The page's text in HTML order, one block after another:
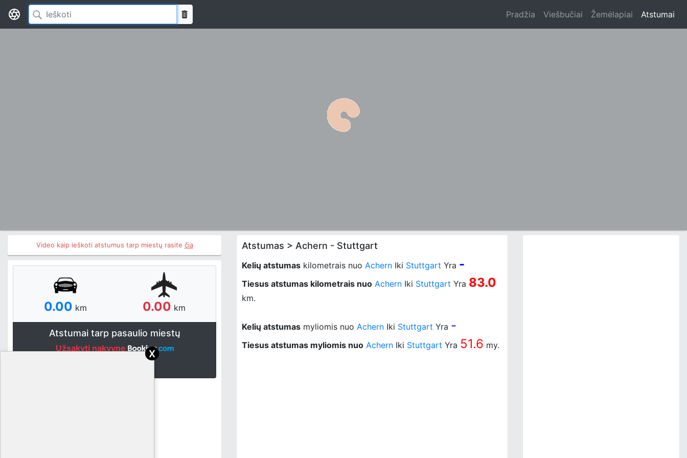
Pradžia Viešbučiai Žemėlapiai Atstumai
Video kaip ieškoti atstumus tarp miestų rasite čia
0.00 km 0.00 km
Atstumai tarp pasaulio miestų
Užsakyti nakvynę
Atstumas > Achern - Stuttgart
Kelių atstumas kilometrais nuo Achern Iki Stuttgart Yra -
Tiesus atstumas kilometrais nuo Achern Iki Stuttgart Yra 83.0
km.
Kelių atstumas myliomis nuo Achern Iki Stuttgart Yra -
Tiesus atstumas myliomis nuo Achern Iki Stuttgart Yra 51.6 my.
x